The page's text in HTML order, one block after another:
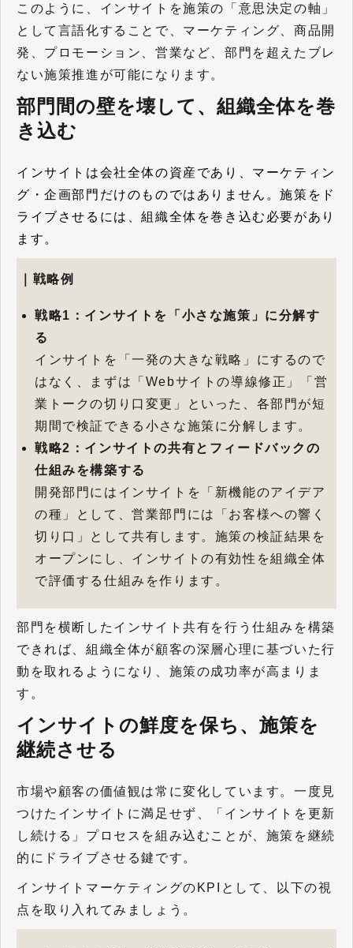
このように、インサイトを施策の「意思決定の軸」
として言語化することで、マーケティング、商品開
発、プロモーション、営業など、部門を超えたブレ
ない施策推進が可能になります。
部門間の壁を壊して、組織全体を巻
き込む
インサイトは会社全体の資産であり、マーケティン
グ・企画部門だけのものではありません。施策をド
ライブさせるには、組織全体を巻き込む必要があり
ます。
｜戦略例
戦略1：インサイトを「小さな施策」に分解す
る
インサイトを「一発の大きな戦略」にするので
はなく、まずは「Webサイトの導線修正」「営
業トークの切り口変更」といった、各部門が短
期間で検証できる小さな施策に分解します。
戦略2：インサイトの共有とフィードバックの
仕組みを構築する
開発部門にはインサイトを「新機能のアイデア
の種」として、営業部門には「お客様への響く
切り口」として共有します。施策の検証結果を
オープンにし、インサイトの有効性を組織全体
で評価する仕組みを作ります。
部門を横断したインサイト共有を行う仕組みを構築
できれば、組織全体が顧客の深層心理に基づいた行
動を取れるようになり、施策の成功率が高まりま
す。
インサイトの鮮度を保ち、施策を
継続させる
市場や顧客の価値観は常に変化しています。一度見
つけたインサイトに満足せず、「インサイトを更新
し続ける」プロセスを組み込むことが、施策を継続
的にドライブさせる鍵です。
インサイトマーケティングのKPIとして、以下の視
点を取り入れてみましょう。